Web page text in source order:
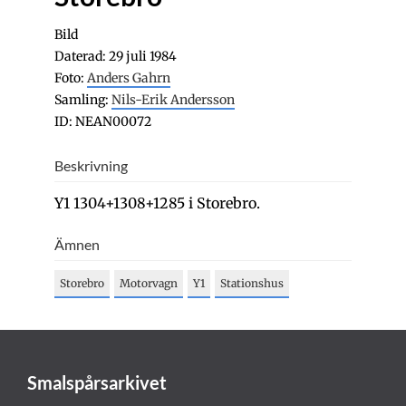
Bild
Daterad: 29 juli 1984
Foto: Anders Gahrn
Samling: Nils-Erik Andersson
ID: NEAN00072
Beskrivning
Y1 1304+1308+1285 i Storebro.
Ämnen
Storebro Motorvagn Y1 Stationshus
Smalspårsarkivet